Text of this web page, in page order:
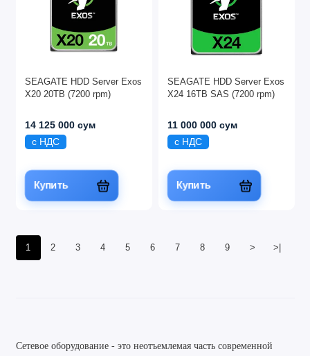
SEAGATE HDD Server Exos
X20 20TB (7200 rpm)
14 125 000 сум
с НДС
Купить
SEAGATE HDD Server Exos
X24 16TB SAS (7200 rpm)
11 000 000 сум
с НДС
Купить
1 2 3 4 5 6 7 8 9 > >|
Сетевое оборудование - это неотъемлемая часть современной